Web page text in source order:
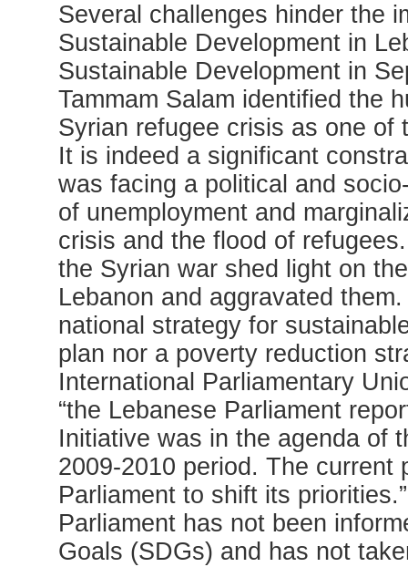
Several challenges hinder the
Sustainable Development in
Sustainable Development in
Tammam Salam identified the
Syrian refugee crisis as one of
It is indeed a significant
was facing a political and
of unemployment and
crisis and the flood of
the Syrian war shed light on
Lebanon and aggravated
national strategy for
plan nor a poverty reduction
International Parliamentary
“the Lebanese Parliament
Initiative was in the agenda of
2009-2010 period. The
Parliament to shift its
Parliament has not been
Goals (SDGs) and has not